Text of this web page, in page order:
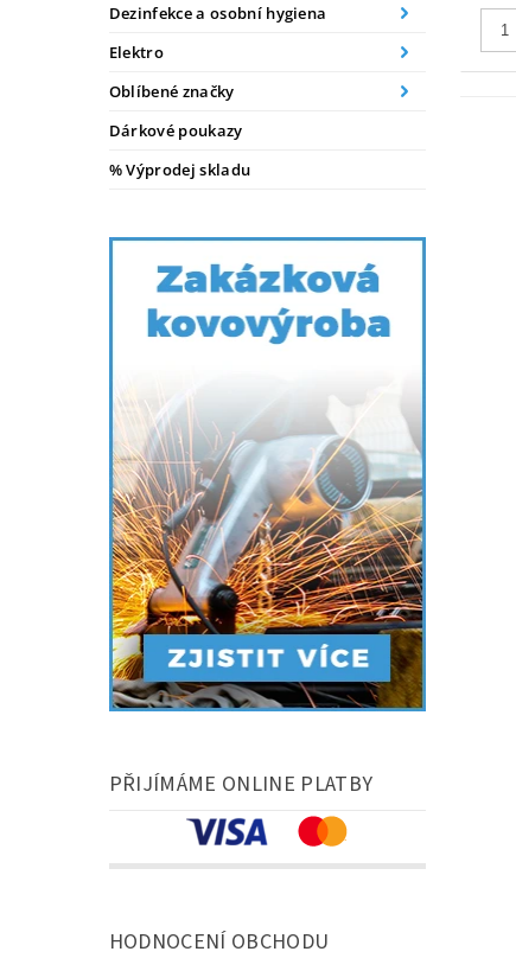
Dezinfekce a osobní hygiena
Elektro
Oblíbené značky
Dárkové poukazy
% Výprodej skladu
PŘIJÍMÁME ONLINE PLATBY
HODNOCENÍ OBCHODU